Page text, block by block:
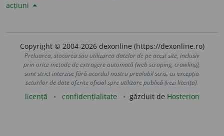
acțiuni
Copyright © 2004-2026 dexonline (https://dexonline.ro)
Preluarea, stocarea sau utilizarea datelor de pe acest site, inclusiv
prin orice metode de extragere automată (web scraping, crawling),
sunt strict interzise fără acordul nostru prealabil scris, cu excepția
seturilor de date oferite oficial spre utilizare publică (vezi licența).
licență confidențialitate găzduit de Hosterion